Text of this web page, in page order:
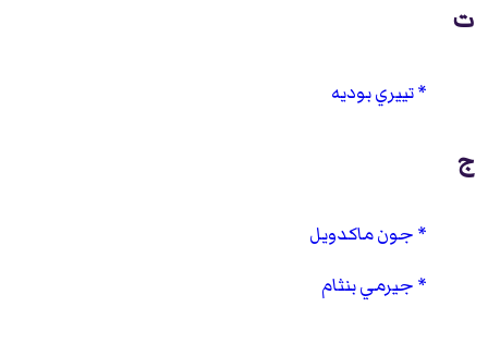
ت
تييري بوديه
ج
جون ماكدويل
جيرمي بنثام